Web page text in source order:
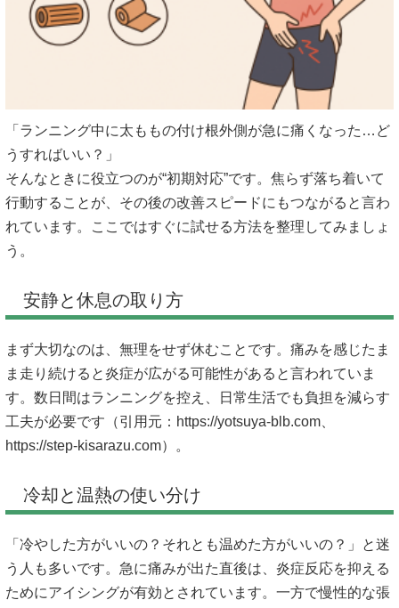
「ランニング中に太ももの付け根外側が急に痛くなった…ど
うすればいい？」
そんなときに役立つのが“初期対応”です。焦らず落ち着いて
行動することが、その後の改善スピードにもつながると言わ
れています。ここではすぐに試せる方法を整理してみましょ
う。
安静と休息の取り方
まず大切なのは、無理をせず休むことです。痛みを感じたま
ま走り続けると炎症が広がる可能性があると言われていま
す。数日間はランニングを控え、日常生活でも負担を減らす
工夫が必要です（引用元： https://yotsuya-blb.com、
https://step-kisarazu.com）。
冷却と温熱の使い分け
「冷やした方がいいの？それとも温めた方がいいの？」と迷
う人も多いです。急に痛みが出た直後は、炎症反応を抑える
ためにアイシングが有効とされています。一方で慢性的な張